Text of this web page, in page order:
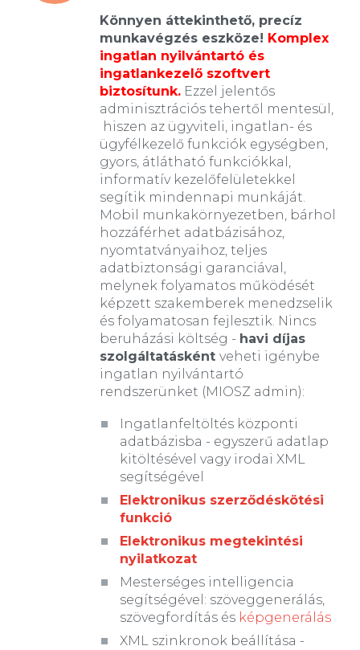
Könnyen áttekinthető, precíz
munkavégzés eszköze! Komplex
ingatlan nyilvántartó és
ingatlankezelő szoftvert
biztosítunk. Ezzel jelentős
adminisztrációs tehertől mentesül,
hiszen az ügyviteli, ingatlan- és
ügyfélkezelő funkciók egységben,
gyors, átlátható funkciókkal,
informatív kezelőfelületekkel
segítik mindennapi munkáját.
Mobil munkakörnyezetben, bárhol
hozzáférhet adatbázisához,
nyomtatványaihoz, teljes
adatbiztonsági garanciával,
melynek folyamatos működését
képzett szakemberek menedzselik
és folyamatosan fejlesztik. Nincs
beruházási költség - havi díjas
szolgáltatásként veheti igénybe
ingatlan nyilvántartó
rendszerünket (MIOSZ admin):
Ingatlanfeltöltés központi
adatbázisba - egyszerű adatlap
kitöltésével vagy irodai XML
segítségével
Elektronikus szerződéskötési
funkció
Elektronikus megtekintési
nyilatkozat
Mesterséges intelligencia
segítségével: szöveggenerálás,
szövegfordítás és képgenerálás
XML szinkronok beállítása -